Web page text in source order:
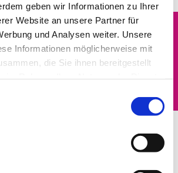
geben wir Informationen zu Ihrer
Website an unsere Partner für
und Analysen weiter. Unsere
Informationen möglicherweise mit
die Sie ihnen bereitgestellt
könnte Sie auch